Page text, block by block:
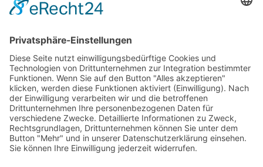
Kostenfreies Ticket:
Gesund-und-Glücklich Kongress
Informieren dich über die neuesten
Technologien im Bereich Gesundheit, Gesundes
Mindset, Biohacking, gesunde Ernährung u.v.m
Ticket sichern